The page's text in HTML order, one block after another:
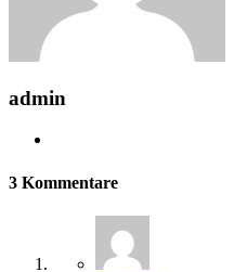
admin
3 Kommentare